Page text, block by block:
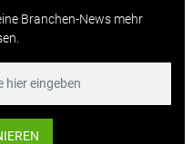
Branchen-News mehr